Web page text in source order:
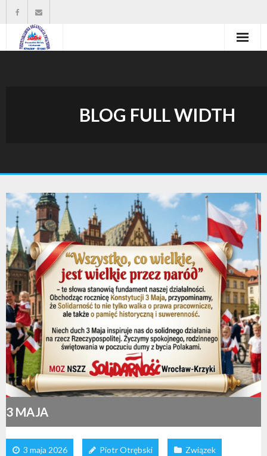
Do pobrania
Kontakt
BLOG FULL WIDTH
3 MAJA
3 maja 2026 Piotr Otrębski Związek